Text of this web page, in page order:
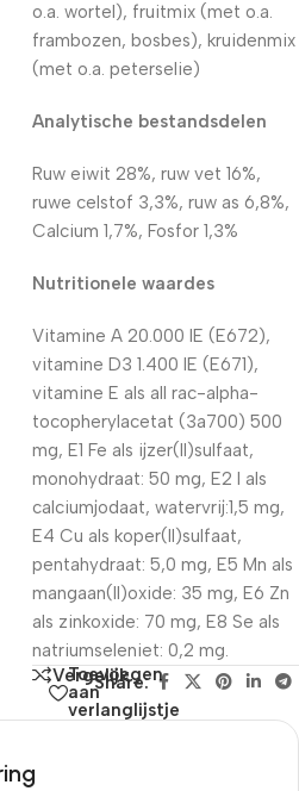
o.a. wortel), fruitmix (met o.a.
frambozen, bosbes), kruidenmix
(met o.a. peterselie)
Analytische bestandsdelen
Ruw eiwit 28%, ruw vet 16%,
ruwe celstof 3,3%, ruw as 6,8%,
Calcium 1,7%, Fosfor 1,3%
Nutritionele waardes
Vitamine A 20.000 IE (E672),
vitamine D3 1.400 IE (E671),
vitamine E als all rac-alpha-
tocopherylacetat (3a700) 500
mg, E1 Fe als ijzer(II)sulfaat,
monohydraat: 50 mg, E2 I als
calciumjodaat, watervrij:1,5 mg,
E4 Cu als koper(II)sulfaat,
pentahydraat: 5,0 mg, E5 Mn als
mangaan(II)oxide: 35 mg, E6 Zn
als zinkoxide: 70 mg, E8 Se als
natriumseleniet: 0,2 mg.
Vergelijk
Toevoegen
aan
verlanglijstje
Share: